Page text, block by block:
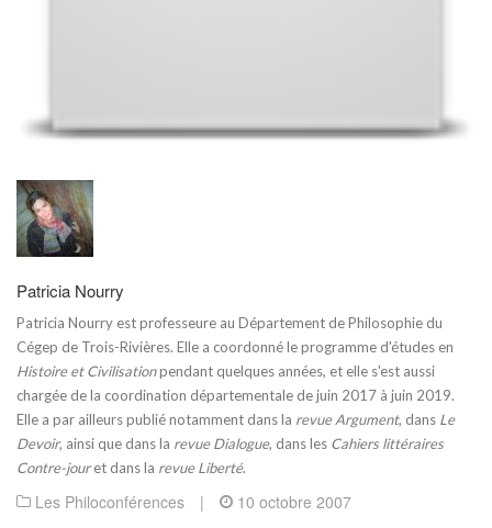
Patricia Nourry
Patricia Nourry est professeure au Département de Philosophie du
Cégep de Trois-Rivières. Elle a coordonné le programme d'études en
Histoire et Civilisationpendant quelques années, et elle s'est aussi
chargée de la coordination départementale de juin 2017 à juin 2019.
Elle a par ailleurs publié notamment dans la revue Argument, dans Le
Devoir, ainsi que dans la revue Dialogue, dans les Cahiers littéraires
Contre-jouret dans la revue Liberté.
Les Philoconférences | 10 octobre 2007